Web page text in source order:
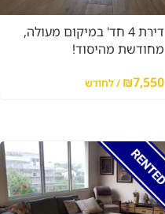
דירת 4 חד' במיקום מעולה,
מחודשת מהיסוד!
₪7,550 / לחודש